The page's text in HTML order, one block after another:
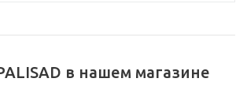
в нашем магазине